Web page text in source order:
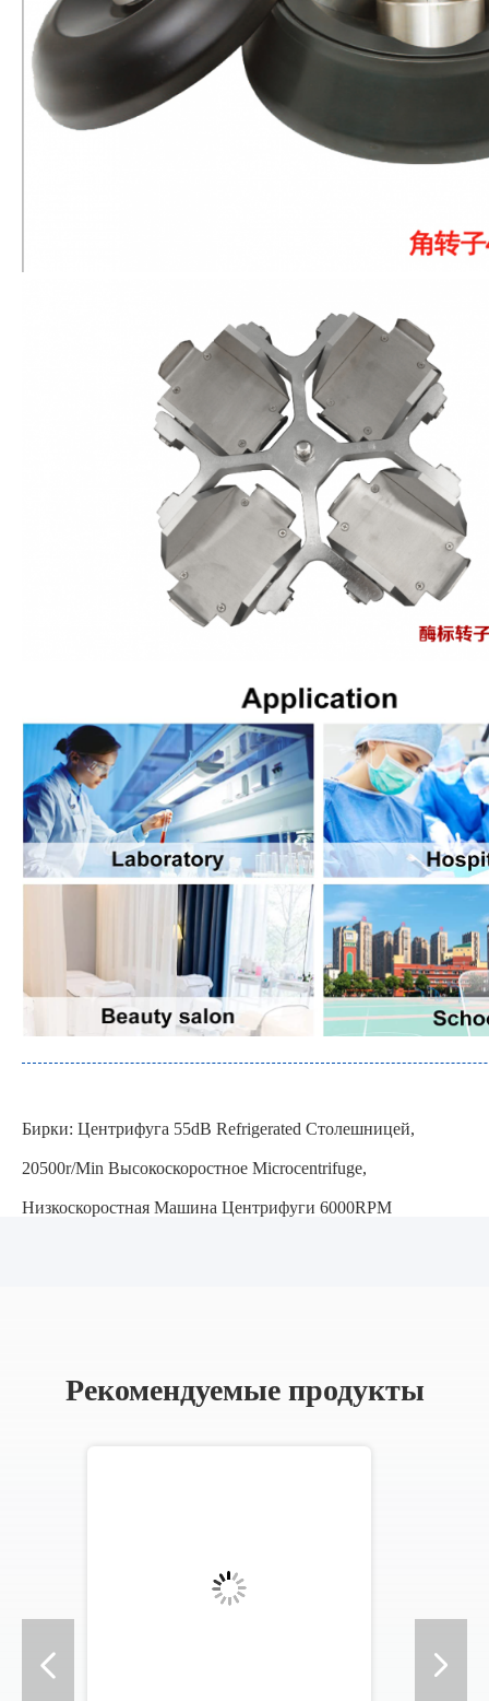
Бирки: Центрифуга 55dB Refrigerated Столешницей,
20500r/Min Высокоскоростное Microcentrifuge,
Низкоскоростная Машина Центрифуги 6000RPM
Рекомендуемые продукты